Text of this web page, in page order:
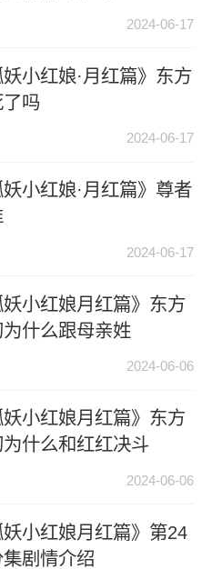
2024-06-17
妖小红娘·月红篇》东方
吗
2024-06-17
妖小红娘·月红篇》尊者
2024-06-17
妖小红娘月红篇》东方
为什么跟母亲姓
2024-06-06
妖小红娘月红篇》东方
为什么和红红决斗
2024-06-06
妖小红娘月红篇》第24
剧情介绍